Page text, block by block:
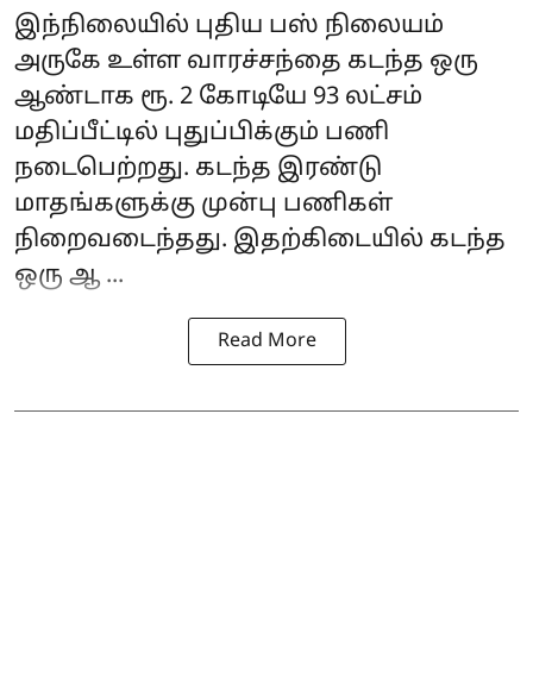
இந்நிலையில் புதிய பஸ் நிலையம்
அருகே உள்ள வாரச்சந்தை கடந்த ஒரு
ஆண்டாக ரூ. 2 கோடியே 93 லட்சம்
மதிப்பீட்டில் புதுப்பிக்கும் பணி
நடைபெற்றது. கடந்த இரண்டு
மாதங்களுக்கு முன்பு பணிகள்
நிறைவடைந்தது. இதற்கிடையில் கடந்த
ஒரு ஆ ...
Read More